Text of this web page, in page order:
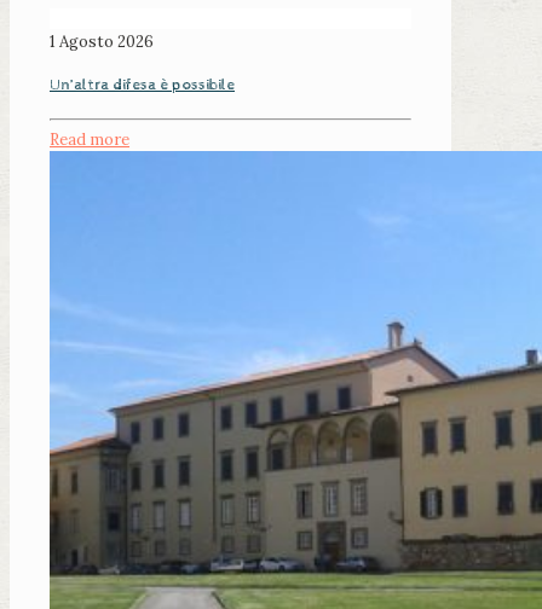
1 Agosto 2026
Un’altra difesa è possibile
Read more